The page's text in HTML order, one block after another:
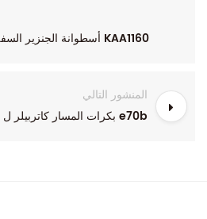
CX75 / CX80 أسطوانة الجنزير السفلية KAA1160
المنشور التالي
بكرات المسار كاتربيلر ل e70b